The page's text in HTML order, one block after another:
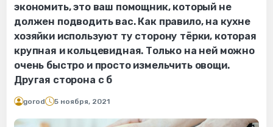
экономить, это ваш помощник, который не
должен подводить вас. Как правило, на кухне
хозяйки используют ту сторону тёрки, которая
крупная и кольцевидная. Только на ней можно
очень быстро и просто измельчить овощи.
Другая сторона с б
gorod 5 ноября, 2021